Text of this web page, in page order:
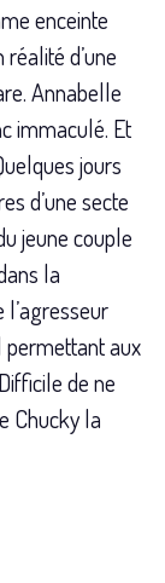
enceinte
réalité d’une
Annabelle
immaculé. Et
jours
d’une secte
jeune couple
la
permettant aux
de ne
Chucky la